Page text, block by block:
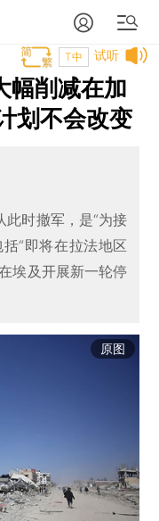
试听
T中
幅削减在加
划不会改变
此时撤军，是“为接
“即将在拉法地区
埃及开展新一轮停
原图